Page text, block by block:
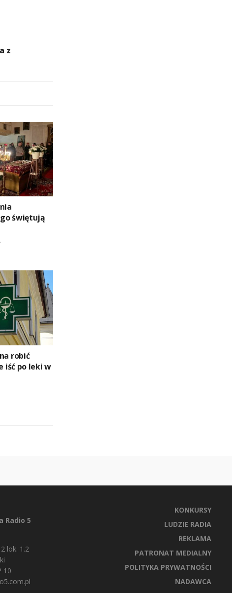
z
świętują
robić
iść po leki w
Radio 5
lok. 1.2
10
KONKURSY
LUDZIE RADIA
REKLAMA
PATRONAT MEDIALNY
POLITYKA PRYWATNOŚCI
NADAWCA